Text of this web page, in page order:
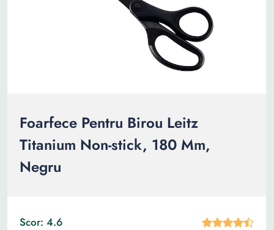
Foarfece Pentru Birou Leitz
Titanium Non-stick, 180 Mm,
Negru
Scor: 4.6